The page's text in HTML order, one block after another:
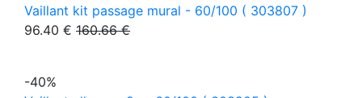
Vaillant kit passage mural - 60/100 ( 303807 )
96.40 € 160.66 €
-40%